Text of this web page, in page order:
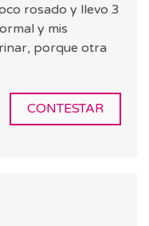
rosado y llevo 3
y mis
porque otra
CONTESTAR